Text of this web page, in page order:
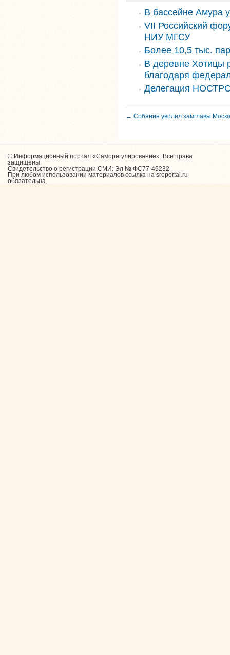
В бассейне Амура
VII Российский
НИУ МГСУ
Более 10,5 тыс.
В деревне Хотицы
благодаря
Делегация
← Собянин уволил замглавы
© Информационный портал «Саморегулирование». Все права
защищены.
Свидетельство о регистрации СМИ: Эл № ФС77-45232
При любом использовании материалов ссылка на sroportal.ru
обязательна.